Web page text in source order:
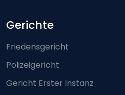
Footer-menu
Gerichte
Friedensgericht
Polizeigericht
Gericht Erster Instanz